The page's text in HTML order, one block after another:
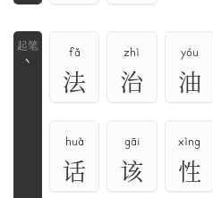
丶
fǎ
法
zhì
治
yóu
油
huà
话
gāi
该
xìng
性